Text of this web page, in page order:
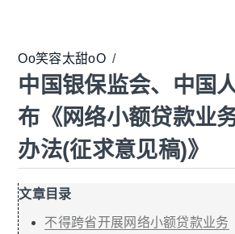
Oo笑容太甜oO /
中国银保监会、中国
布《网络小额贷款业
办法(征求意见稿)》
文章目录
不得跨省开展网络小额贷款业务